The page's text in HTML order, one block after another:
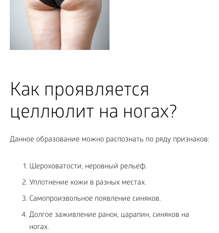
Как проявляется
целлюлит на ногах?
Данное образование можно распознать по ряду признаков:
Шероховатости, неровный рельеф.
Уплотнение кожи в разных местах.
Самопроизвольное появление синяков.
Долгое заживление ранок, царапин, синяков на
ногах.